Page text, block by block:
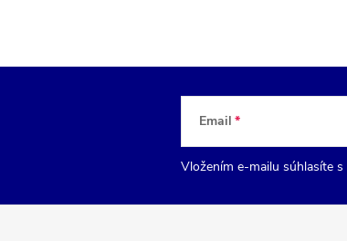
Email
Vložením e-mailu súhlasíte s